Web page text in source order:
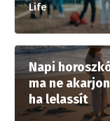
Life
Napi
ma ne
ha lelassít